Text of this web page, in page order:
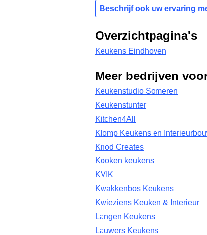
Beschrijf ook uw ervaring
Overzichtpagina's
Keukens Eindhoven
Meer bedrijven
Keukenstudio Someren
Keukenstunter
Kitchen4All
Klomp Keukens en
Knod Creates
Kooken keukens
KVIK
Kwakkenbos Keukens
Kwieziens Keuken & Interieur
Langen Keukens
Lauwers Keukens